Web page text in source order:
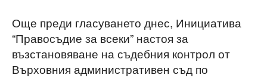
Още преди гласуването днес, Инициатива
“Правосъдие за всеки” настоя за
възстановяване на съдебния контрол от
Върховния административен съд по